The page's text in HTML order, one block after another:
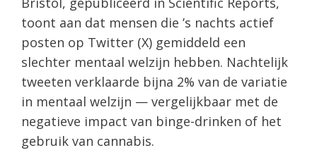
toont aan dat mensen die ’s nachts actief
posten op Twitter (X) gemiddeld een
slechter mentaal welzijn hebben. Nachtelijk
tweeten verklaarde bijna 2% van de variatie
in mentaal welzijn — vergelijkbaar met de
negatieve impact van binge-drinken of het
gebruik van cannabis.